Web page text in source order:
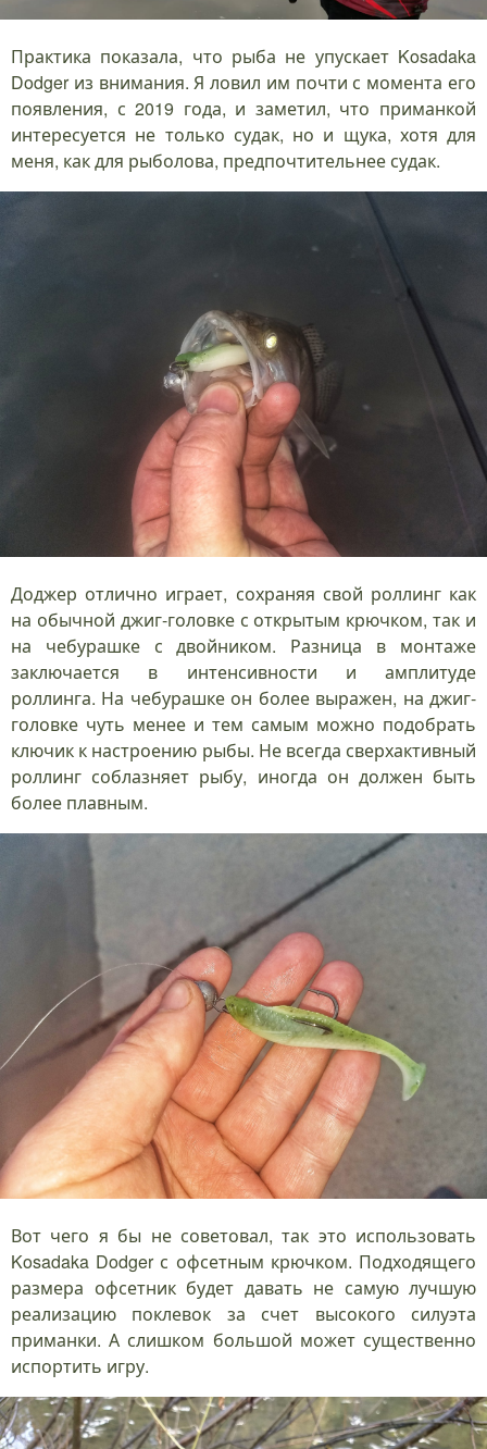
Практика показала, что рыба не упускает Kosadaka
Dodger из внимания. Я ловил им почти с момента его
появления, с 2019 года, и заметил, что приманкой
интересуется не только судак, но и щука, хотя для
меня, как для рыболова, предпочтительнее судак.
Доджер отлично играет, сохраняя свой роллинг как
на обычной джиг-головке с открытым крючком, так и
на чебурашке с двойником. Разница в монтаже
заключается в интенсивности и амплитуде
роллинга. На чебурашке он более выражен, на джиг-
головке чуть менее и тем самым можно подобрать
ключик к настроению рыбы. Не всегда сверхактивный
роллинг соблазняет рыбу, иногда он должен быть
более плавным.
Вот чего я бы не советовал, так это использовать
Kosadaka Dodger с офсетным крючком. Подходящего
размера офсетник будет давать не самую лучшую
реализацию поклевок за счет высокого силуэта
приманки. А слишком большой может существенно
испортить игру.